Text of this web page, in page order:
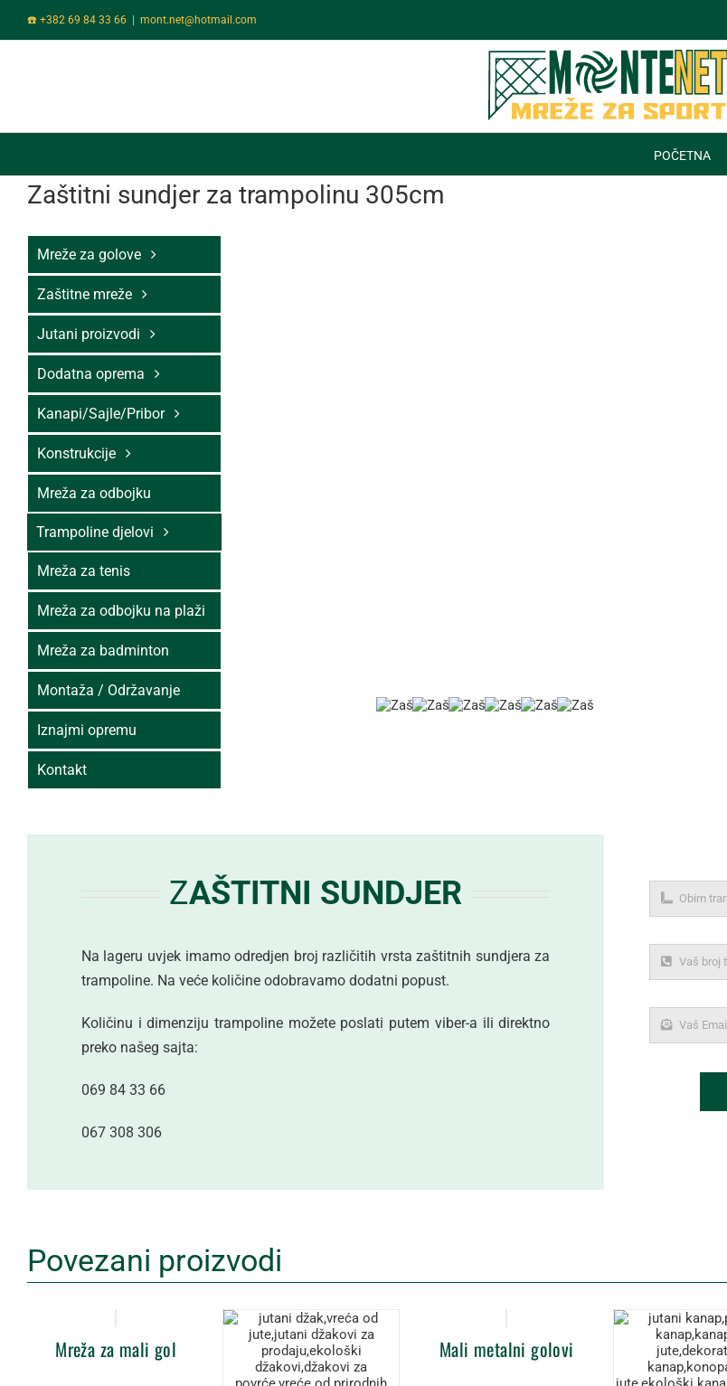
content
☎️ +382 69 84 33 66 mont.net@hotmail.com
POČETNA
Zaštitni sundjer za trampolinu 305cm
Mreže za golove
Zaštitne mreže
Jutani proizvodi
Dodatna oprema
Kanapi/Sajle/Pribor
Konstrukcije
Mreža za odbojku
Trampoline djelovi
Mreža za tenis
Mreža za odbojku na plaži
Mreža za badminton
Montaža / Održavanje
Iznajmi opremu
Kontakt
ZAŠTITNI SUNDJER
Na lageru uvjek imamo odredjen broj različitih vrsta zaštitnih sundjera za
trampoline. Na veće količine odobravamo dodatni popust.
Količinu i dimenziju trampoline možete poslati putem viber-a ili direktno
preko našeg sajta:
069 84 33 66
067 308 306
Povezani proizvodi
Mreža za mali gol Mali metalni golovi